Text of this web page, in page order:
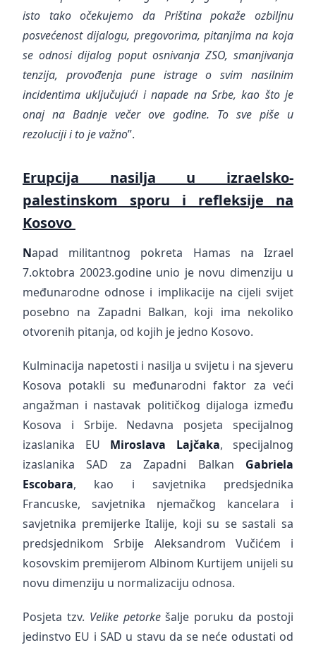
isto tako očekujemo da Priština pokaže ozbiljnu
posvećenost dijalogu, pregovorima, pitanjima na koja
se odnosi dijalog poput osnivanja ZSO, smanjivanja
tenzija, provođenja pune istrage o svim nasilnim
incidentima uključujući i napade na Srbe, kao što je
onaj na Badnje večer ove godine. To sve piše u
rezoluciji i to je važno”.
Erupcija nasilja u izraelsko-
palestinskom sporu i refleksije na
Kosovo
Napad militantnog pokreta Hamas na Izrael
7.oktobra 20023.godine unio je novu dimenziju u
međunarodne odnose i implikacije na cijeli svijet
posebno na Zapadni Balkan, koji ima nekoliko
otvorenih pitanja, od kojih je jedno Kosovo.
Kulminacija napetosti i nasilja u svijetu i na sjeveru
Kosova potakli su međunarodni faktor za veći
angažman i nastavak političkog dijaloga između
Kosova i Srbije. Nedavna posjeta specijalnog
izaslanika EU Miroslava Lajčaka, specijalnog
izaslanika SAD za Zapadni Balkan Gabriela
Escobara, kao i savjetnika predsjednika
Francuske, savjetnika njemačkog kancelara i
savjetnika premijerke Italije, koji su se sastali sa
predsjednikom Srbije Aleksandrom Vučićem i
kosovskim premijerom Albinom Kurtijem unijeli su
novu dimenziju u normalizaciju odnosa.
Posjeta tzv. Velike petorkešalje poruku da postoji
jedinstvo EU i SAD u stavu da se neće odustati od